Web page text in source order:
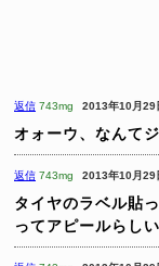
返信 743mg 2013年10月29
オォーウ、なんて
返信 743mg 2013年10月29
タイヤのラベル貼
ってアピールらし